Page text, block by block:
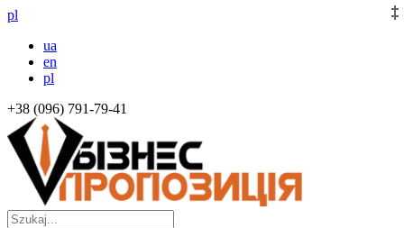
pl
ua
en
pl
+38 (096) 791-79-41